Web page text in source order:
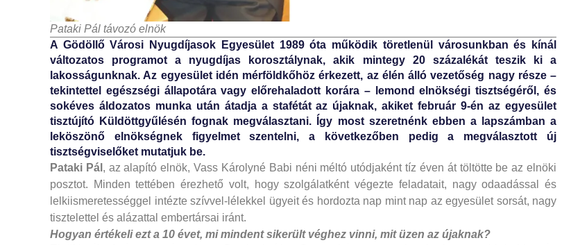
Pataki Pál távozó elnök
A Gödöllő Városi Nyugdíjasok Egyesület 1989 óta működik töretlenül városunkban és kínál
változatos programot a nyugdíjas korosztálynak, akik mintegy 20 százalékát teszik ki a
lakosságunknak. Az egyesület idén mérföldkőhöz érkezett, az élén álló vezetőség nagy része –
tekintettel egészségi állapotára vagy előrehaladott korára – lemond elnökségi tisztségéről, és
sokéves áldozatos munka után átadja a stafétát az újaknak, akiket február 9-én az egyesület
tisztújító Küldöttgyűlésén fognak megválasztani. Így most szeretnénk ebben a lapszámban a
leköszönő elnökségnek figyelmet szentelni, a következőben pedig a megválasztott új
tisztségviselőket mutatjuk be.
Pataki Pál , az alapító elnök, Vass Károlyné Babi néni méltó utódjaként tíz éven át töltötte be az elnöki
posztot. Minden tettében érezhető volt, hogy szolgálatként végezte feladatait, nagy odaadással és
lelkiismeretességgel intézte szívvel-lélekkel ügyeit és hordozta nap mint nap az egyesület sorsát, nagy
tisztelettel és alázattal embertársai iránt.
Hogyan értékeli ezt a 10 évet, mi mindent sikerült véghez vinni, mit üzen az újaknak?